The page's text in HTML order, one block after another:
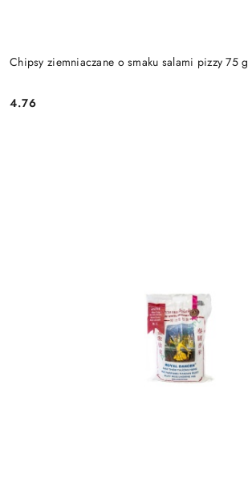
Chipsy ziemniaczane o smaku salami pizzy 75 g
Cena:
4.76